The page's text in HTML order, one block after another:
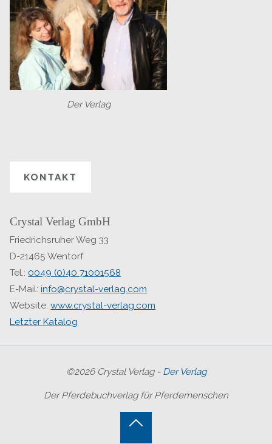
Der Verlag
KONTAKT
Crystal Verlag GmbH
Friedrichsruher Weg 33
D-21465 Wentorf
Tel.: 0049 (0)40 71001568
E-Mail:info@crystal-verlag.com
Website:www.crystal-verlag.com
Letzter Katalog
©2026 Crystal Verlag - Der Verlag
Der Pferdebuchverlag für Pferdemenschen
Back